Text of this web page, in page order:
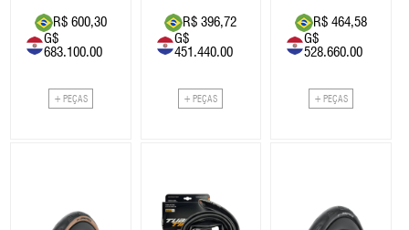
R$ 600,30
G$
683.100.00
+ PEÇAS
R$ 396,72
G$
451.440.00
+ PEÇAS
R$ 464,58
G$
528.660.00
+ PEÇAS